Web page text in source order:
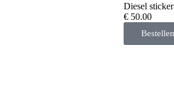
Diesel sticker
€ 50.00
Bestellen